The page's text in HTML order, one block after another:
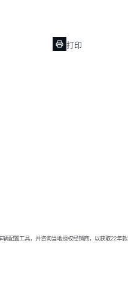
打印
置工具，并咨询当地授权经销商，以获取22